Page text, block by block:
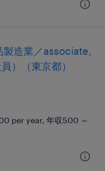
製造業／associate,
）（東京都）
per year, 年収500 ～